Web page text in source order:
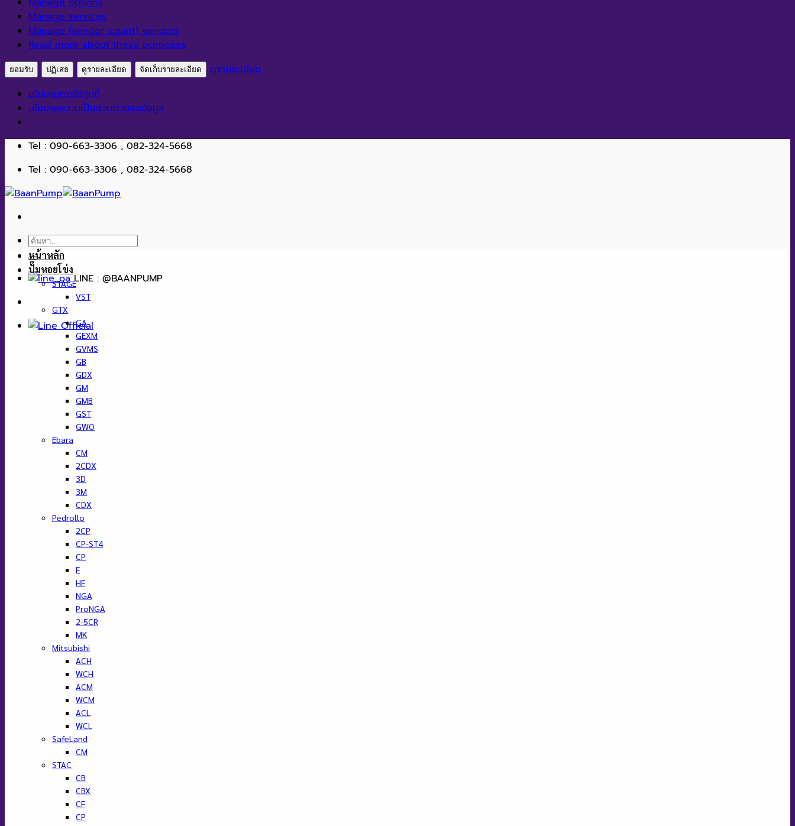
ตลาด
Manage services
Manage {vendor_count} vendors
Read more about these purposes
ยอมรับ ปฏิเสธ ดูรายละเอียด จัดเก็บรายละเอียด
ดูรายละเอียด
นโยบายการใช้คุกกี้
นโยบายความเป็นส่วนตัวของข้อมูล
ข้าม
เนื้อหา
Tel : 090-663-3306 , 082-324-5668
Tel : 090-663-3306 , 082-324-5668
ค้นหา:
LINE : @BAANPUMP
หน้าหลัก
ปั๊มหอยโข่ง
STAGE
VST
GTX
GA
GEXM
GVMS
GB
GDX
GM
GMB
GST
GWO
Ebara
CM
2CDX
3D
3M
CDX
Pedrollo
2CP
CP-ST4
CP
F
HF
NGA
ProNGA
2-5CR
MK
Mitsubishi
ACH
WCH
ACM
WCM
ACL
WCL
SafeLand
CM
STAC
CB
CBX
CF
CP